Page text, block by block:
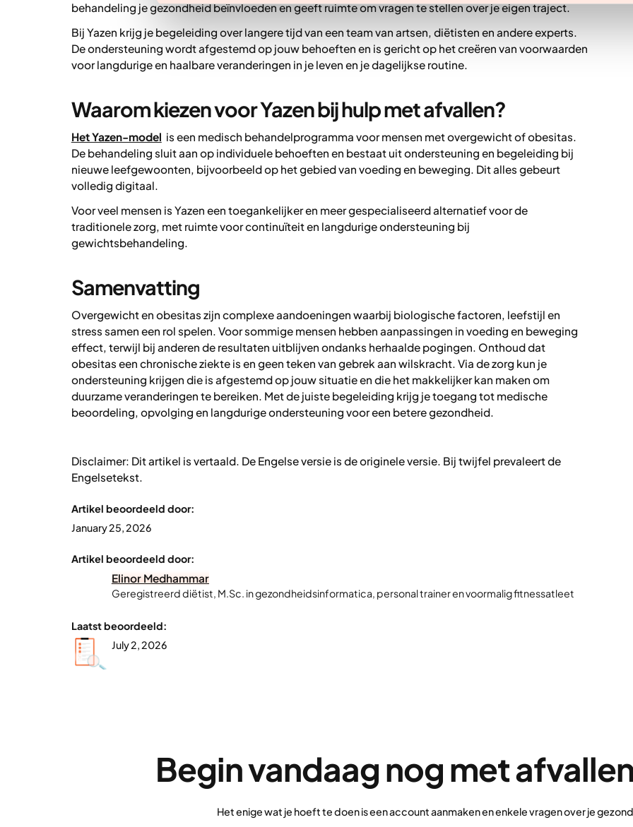
behandeling je gezondheid beïnvloeden en geeft ruimte om vragen te stellen over je eigen traject.
Bij Yazen krijg je begeleiding over langere tijd van een team van artsen, diëtisten en andere experts.
De ondersteuning wordt afgestemd op jouw behoeften en is gericht op het creëren van voorwaarden
voor langdurige en haalbare veranderingen in je leven en je dagelijkse routine.
Waarom kiezen voor Yazen bij hulp met afvallen?
Het Yazen-model is een medisch behandelprogramma voor mensen met overgewicht of obesitas.
De behandeling sluit aan op individuele behoeften en bestaat uit ondersteuning en begeleiding bij
nieuwe leefgewoonten, bijvoorbeeld op het gebied van voeding en beweging. Dit alles gebeurt
volledig digitaal.
Voor veel mensen is Yazen een toegankelijker en meer gespecialiseerd alternatief voor de
traditionele zorg, met ruimte voor continuïteit en langdurige ondersteuning bij
gewichtsbehandeling.
Samenvatting
Overgewicht en obesitas zijn complexe aandoeningen waarbij biologische factoren, leefstijl en
stress samen een rol spelen. Voor sommige mensen hebben aanpassingen in voeding en beweging
effect, terwijl bij anderen de resultaten uitblijven ondanks herhaalde pogingen. Onthoud dat
obesitas een chronische ziekte is en geen teken van gebrek aan wilskracht. Via de zorg kun je
ondersteuning krijgen die is afgestemd op jouw situatie en die het makkelijker kan maken om
duurzame veranderingen te bereiken. Met de juiste begeleiding krijg je toegang tot medische
beoordeling, opvolging en langdurige ondersteuning voor een betere gezondheid.
Disclaimer: Dit artikel is vertaald. De Engelse versie is de originele versie. Bij twijfel prevaleert de
Engelsetekst.
Artikel beoordeeld door:
January 25, 2026
Artikel beoordeeld door:
Elinor Medhammar
Geregistreerd diëtist, M.Sc. in gezondheidsinformatica, personal trainer en voormalig fitnessatleet
Laatst beoordeeld:
July 2, 2026
Begin vandaag nog met
Het enige wat je hoeft te doen is een account aanmaken en enkele vragen over je